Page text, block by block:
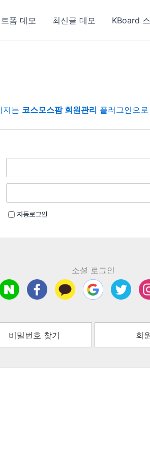
폼 데모 최신글 데모 KBoard
지는 코스모스팜 회원관리 플러그인으
자동로그인
소셜 로그인
비밀번호 찾기 회